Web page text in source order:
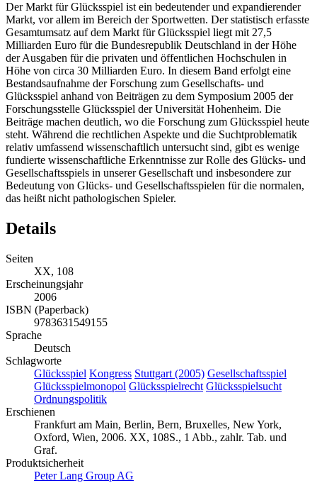
Der Markt für Glücksspiel ist ein bedeutender und expandierender
Markt, vor allem im Bereich der Sportwetten. Der statistisch erfasste
Gesamtumsatz auf dem Markt für Glücksspiel liegt mit 27,5
Milliarden Euro für die Bundesrepublik Deutschland in der Höhe
der Ausgaben für die privaten und öffentlichen Hochschulen in
Höhe von circa 30 Milliarden Euro. In diesem Band erfolgt eine
Bestandsaufnahme der Forschung zum Gesellschafts- und
Glücksspiel anhand von Beiträgen zu dem Symposium 2005 der
Forschungsstelle Glücksspiel der Universität Hohenheim. Die
Beiträge machen deutlich, wo die Forschung zum Glücksspiel heute
steht. Während die rechtlichen Aspekte und die Suchtproblematik
relativ umfassend wissenschaftlich untersucht sind, gibt es wenige
fundierte wissenschaftliche Erkenntnisse zur Rolle des Glücks- und
Gesellschaftsspiels in unserer Gesellschaft und insbesondere zur
Bedeutung von Glücks- und Gesellschaftsspielen für die normalen,
das heißt nicht pathologischen Spieler.
Details
Seiten
XX, 108
Erscheinungsjahr
2006
ISBN (Paperback)
9783631549155
Sprache
Deutsch
Schlagworte
Glücksspiel Kongress Stuttgart (2005) Gesellschaftsspiel
Glücksspielmonopol Glücksspielrecht Glücksspielsucht
Ordnungspolitik
Erschienen
Frankfurt am Main, Berlin, Bern, Bruxelles, New York,
Oxford, Wien, 2006. XX, 108S., 1 Abb., zahlr. Tab. und
Graf.
Produktsicherheit
Peter Lang Group AG